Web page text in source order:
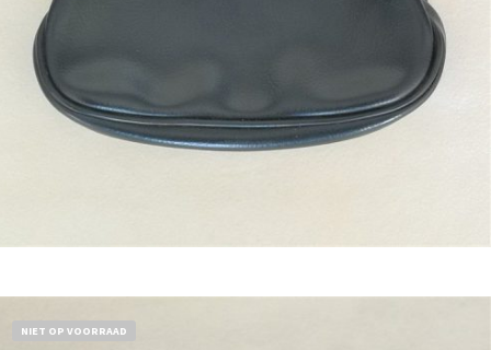
NIET OP VOORRAAD